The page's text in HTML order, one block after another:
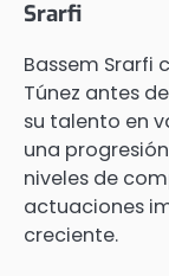
Srarfi
Bassem Srarfi
Túnez antes
su talento en
una
niveles de
actuaciones
creciente.